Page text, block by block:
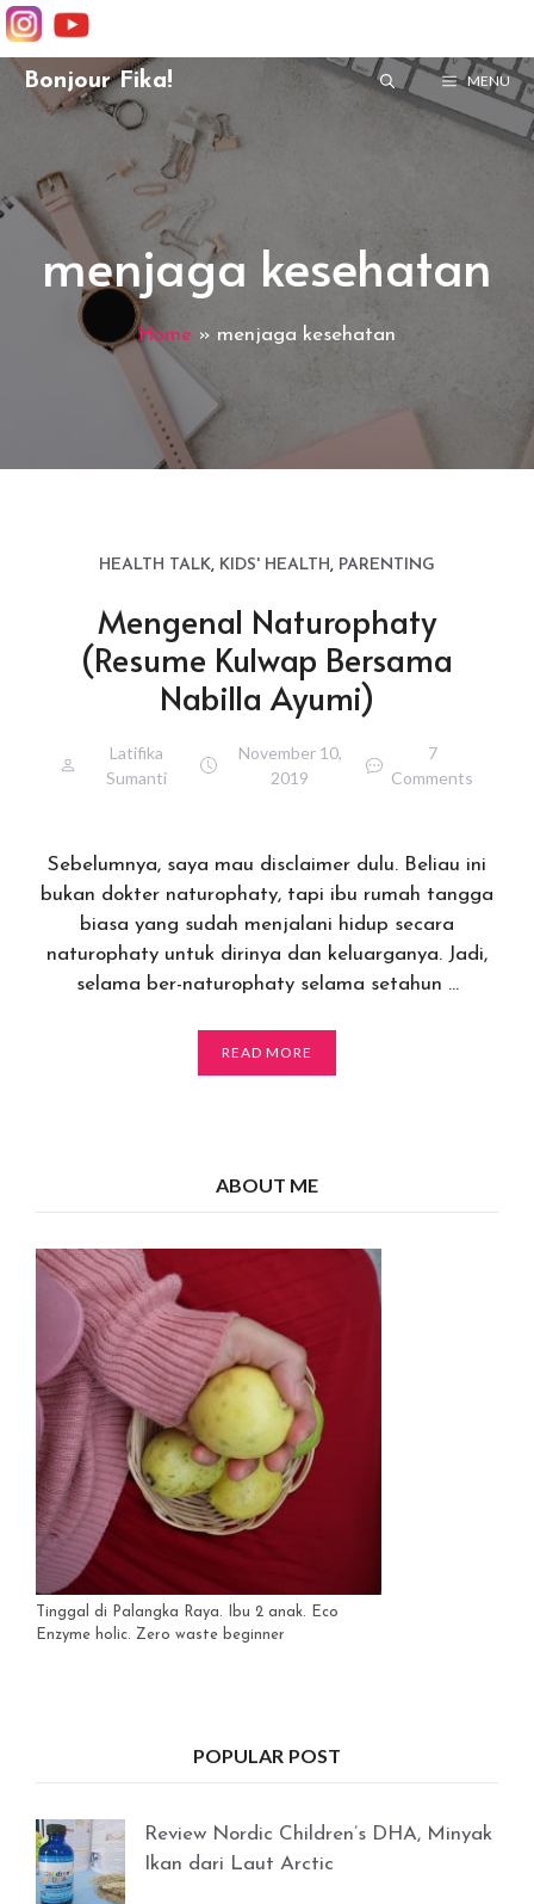
SkipBonjour Fika! MENU
menjaga kesehatan
Home » menjaga kesehatan
HEALTH TALK, KIDS' HEALTH, PARENTING
Mengenal Naturophaty
(Resume Kulwap Bersama
Nabilla Ayumi)
Latifika
Sumanti
November 10,
2019
7
Comments
Sebelumnya, saya mau disclaimer dulu. Beliau ini
bukan dokter naturophaty, tapi ibu rumah tangga
biasa yang sudah menjalani hidup secara
naturophaty untuk dirinya dan keluarganya. Jadi,
selama ber-naturophaty selama setahun …
READ MORE
ABOUT ME
Tinggal di Palangka Raya. Ibu 2 anak. Eco
Enzyme holic. Zero waste beginner
POPULAR POST
Review Nordic Children’s DHA, Minyak
Ikan dari Laut Arctic